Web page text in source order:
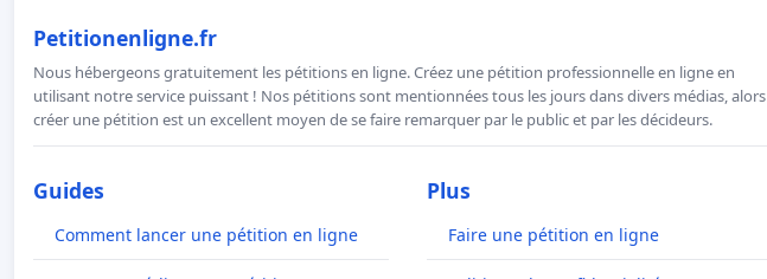
Petitionenligne.fr
Nous hébergeons gratuitement les pétitions en ligne. Créez une pétition professionnelle en ligne en
utilisant notre service puissant ! Nos pétitions sont mentionnées tous les jours dans divers médias, alors
créer une pétition est un excellent moyen de se faire remarquer par le public et par les décideurs.
Guides
Comment lancer une pétition en ligne
Plus
Faire une pétition en ligne